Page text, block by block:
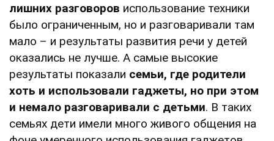
лишних разговоров использование техники
было ограниченным, но и разговаривали там
мало – и результаты развития речи у детей
оказались не лучше. А самые высокие
результаты показали семьи, где родители
хоть и использовали гаджеты, но при этом
и немало разговаривали с детьми. В таких
семьях дети имели много живого общения на